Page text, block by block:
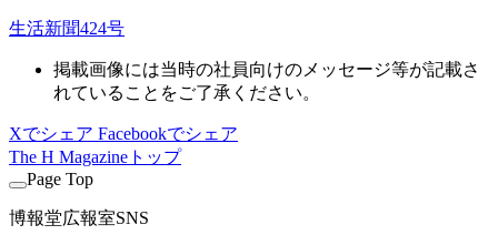
生活新聞424号
掲載画像には当時の社員向けのメッセージ等が記載さ
れていることをご了承ください。
Xでシェア Facebookでシェア
The H Magazineトップ
Page Top
博報堂広報室SNS